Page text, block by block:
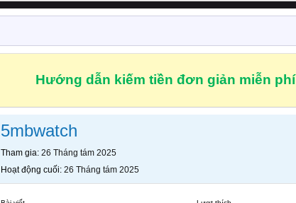
Hướng dẫn kiếm tiền đơn giản miễn phí
5mbwatch
Tham gia 26 Tháng tám 2025
Hoạt động cuối 26 Tháng tám 2025